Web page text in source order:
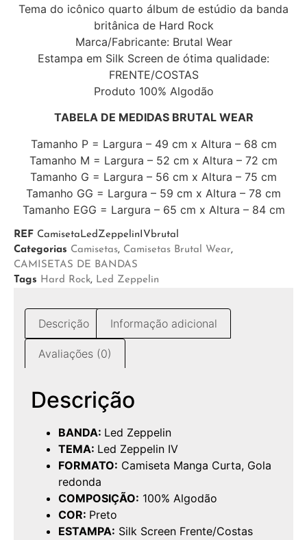
Tema do icônico quarto álbum de estúdio da banda
britânica de Hard Rock
Marca/Fabricante: Brutal Wear
Estampa em Silk Screen de ótima qualidade:
FRENTE/COSTAS
Produto 100% Algodão
TABELA DE MEDIDAS BRUTAL WEAR
Tamanho P = Largura – 49 cm x Altura – 68 cm
Tamanho M = Largura – 52 cm x Altura – 72 cm
Tamanho G = Largura – 56 cm x Altura – 75 cm
Tamanho GG = Largura – 59 cm x Altura – 78 cm
Tamanho EGG = Largura – 65 cm x Altura – 84 cm
REF CamisetaLedZeppelinIVbrutal
Categorias Camisetas, Camisetas Brutal Wear,
CAMISETAS DE BANDAS
Tags Hard Rock, Led Zeppelin
Descrição Informação adicional
Avaliações (0)
Descrição
BANDA: Led Zeppelin
TEMA: Led Zeppelin IV
FORMATO: Camiseta Manga Curta, Gola
redonda
COMPOSIÇÃO: 100% Algodão
COR: Preto
ESTAMPA: Silk Screen Frente/Costas